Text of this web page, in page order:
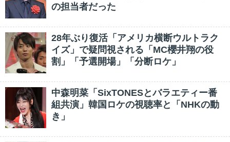
の担当者だった
28年ぶり復活「アメリカ横断ウルトラク
イズ」で疑問視される「MC櫻井翔の役
割」「予選開場」「分断ロケ」
中森明菜「SixTONESとバラエティー番
組共演」韓国ロケの視聴率と「NHKの動
き」